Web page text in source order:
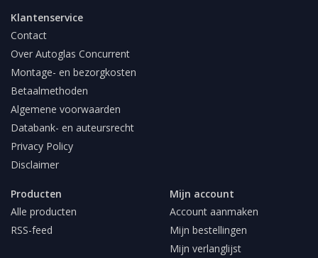
Klantenservice
Contact
Over Autoglas Concurrent
Montage- en bezorgkosten
Betaalmethoden
Algemene voorwaarden
Databank- en auteursrecht
Privacy Policy
Disclaimer
Producten
Alle producten
RSS-feed
Mijn account
Account aanmaken
Mijn bestellingen
Mijn verlanglijst